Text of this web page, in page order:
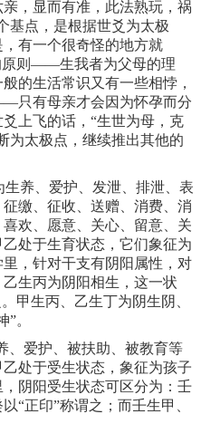
，显而有准，此法熟玩，祸
基点，是根据世爻为太极
有一个很奇怪的地方就
原则——生我者为父母的理
的生活常识又有一些相悖，
只有母亲才会因为怀孕而分
上飞的话，“生世为母，克
为太极点，继续推出其他的
养、爱护、发泄、排泄、表
缴、征收、送赠、消费、消
欢、愿意、关心、留意、关
处于生育状态，它们象征为
，针对干支有阴阳属性，对
生丙为阴阳相生，这一状
甲生丙、乙生丁为阴生阴、
。
、爱护、被扶助、被教育等
处于受生状态，象征为孩子
阴阳受生状态可区分为：壬
“正印”称谓之；而壬生甲、